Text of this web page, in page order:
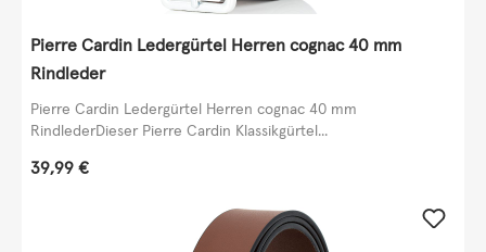
Pierre Cardin Ledergürtel Herren cognac 40 mm
Rindleder
Pierre Cardin Ledergürtel Herren cognac 40 mm
RindlederDieser Pierre Cardin Klassikgürtel...
Regulärer Preis:
39,99 €